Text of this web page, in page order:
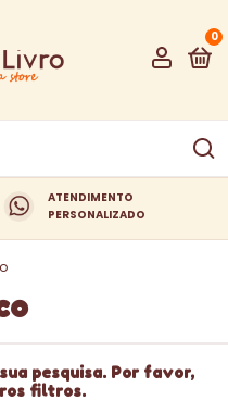
0
ATENDIMENTO
PERSONALIZADO
pesquisa. Por favor,
filtros.